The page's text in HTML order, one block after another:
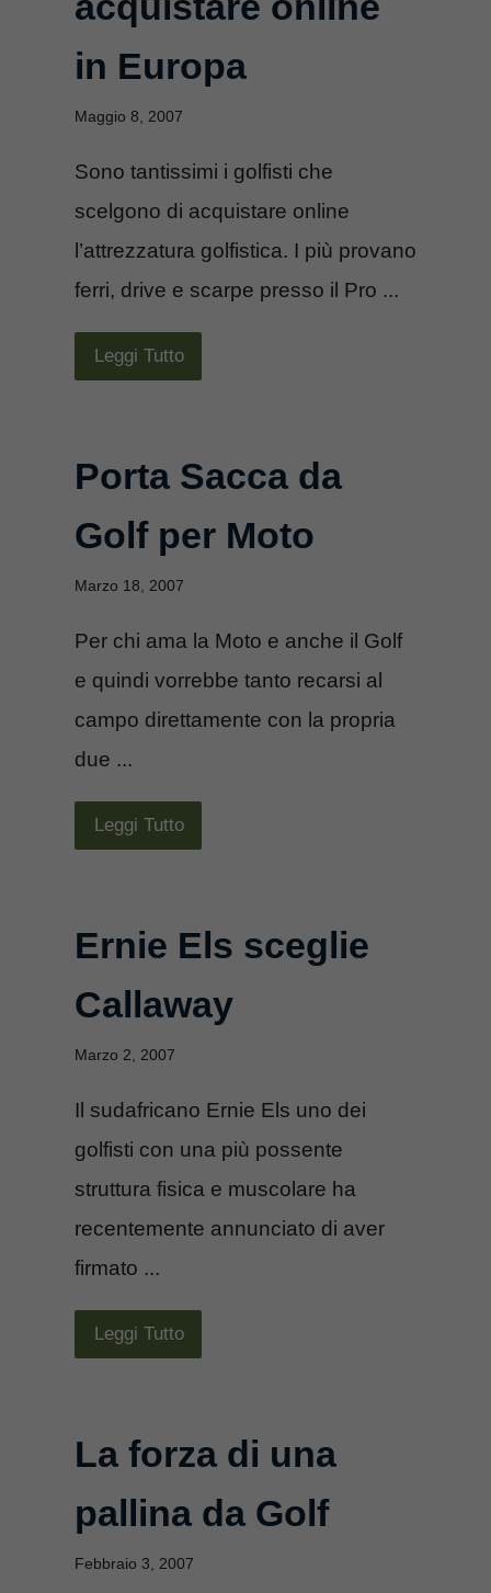
in Europa
Maggio 8, 2007
Sono tantissimi i golfisti che
scelgono di acquistare online
l’attrezzatura golfistica. I più provano
ferri, drive e scarpe presso il Pro ...
Leggi Tutto
Porta Sacca da
Golf per Moto
Marzo 18, 2007
Per chi ama la Moto e anche il Golf
e quindi vorrebbe tanto recarsi al
campo direttamente con la propria
due ...
Leggi Tutto
Ernie Els sceglie
Callaway
Marzo 2, 2007
Il sudafricano Ernie Els uno dei
golfisti con una più possente
struttura fisica e muscolare ha
recentemente annunciato di aver
firmato ...
Leggi Tutto
La forza di una
pallina da Golf
Febbraio 3, 2007